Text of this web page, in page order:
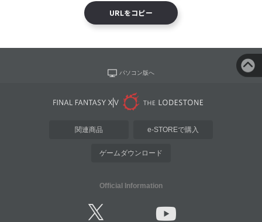
URLをコピー
パソコン版へ
関連商品 e-STOREで購入
ゲームダウンロード
Official Information